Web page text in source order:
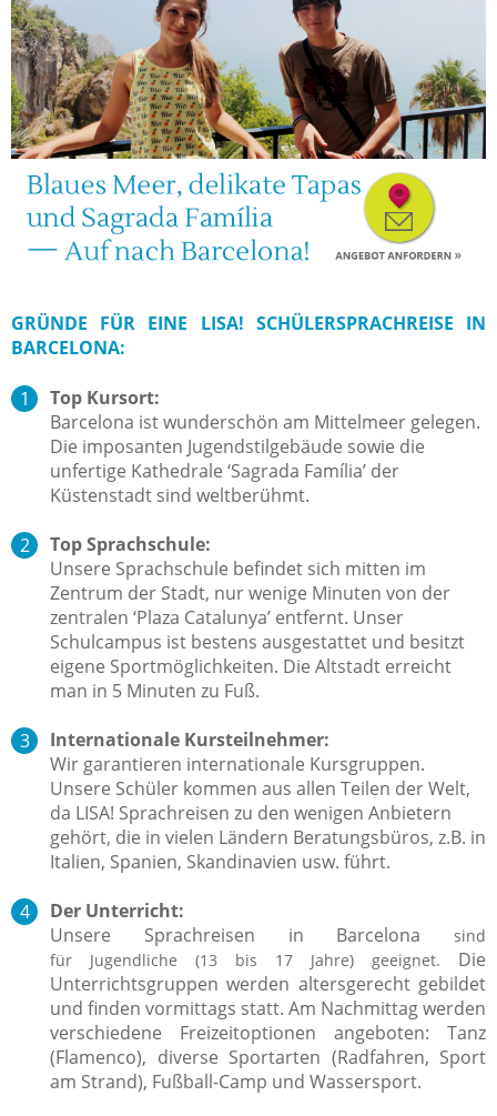
GRÜNDE FÜR EINE LISA! SCHÜLERSPRACHREISE IN
BARCELONA:
Top Kursort:
Barcelona ist wunderschön am Mittelmeer gelegen.
Die imposanten Jugendstilgebäude sowie die
unfertige Kathedrale ‘Sagrada Família’ der
Küstenstadt sind weltberühmt.
Top Sprachschule:
Unsere Sprachschule befindet sich mitten im
Zentrum der Stadt, nur wenige Minuten von der
zentralen ‘Plaza Catalunya’ entfernt. Unser
Schulcampus ist bestens ausgestattet und besitzt
eigene Sportmöglichkeiten. Die Altstadt erreicht
man in 5 Minuten zu Fuß.
Internationale Kursteilnehmer:
Wir garantieren internationale Kursgruppen.
Unsere Schüler kommen aus allen Teilen der Welt,
da LISA! Sprachreisen zu den wenigen Anbietern
gehört, die in vielen Ländern Beratungsbüros, z.B. in
Italien, Spanien, Skandinavien usw. führt.
Der Unterricht:
Unsere Sprachreisen in Barcelona sind
für Jugendliche (13 bis 17 Jahre) geeignet.
Die
Unterrichtsgruppen werden altersgerecht gebildet
und finden vormittags statt. Am Nachmittagwerden
verschiedene Freizeitoptionen angeboten: Tanz
(Flamenco), diverse Sportarten (Radfahren, Sport
am Strand), Fußball-Camp und Wassersport.